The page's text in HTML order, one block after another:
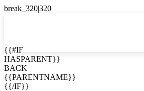

EN
ES
{{#IF
HASPARENT}}
BACK
{{PARENTNAME}}
{{/IF}}